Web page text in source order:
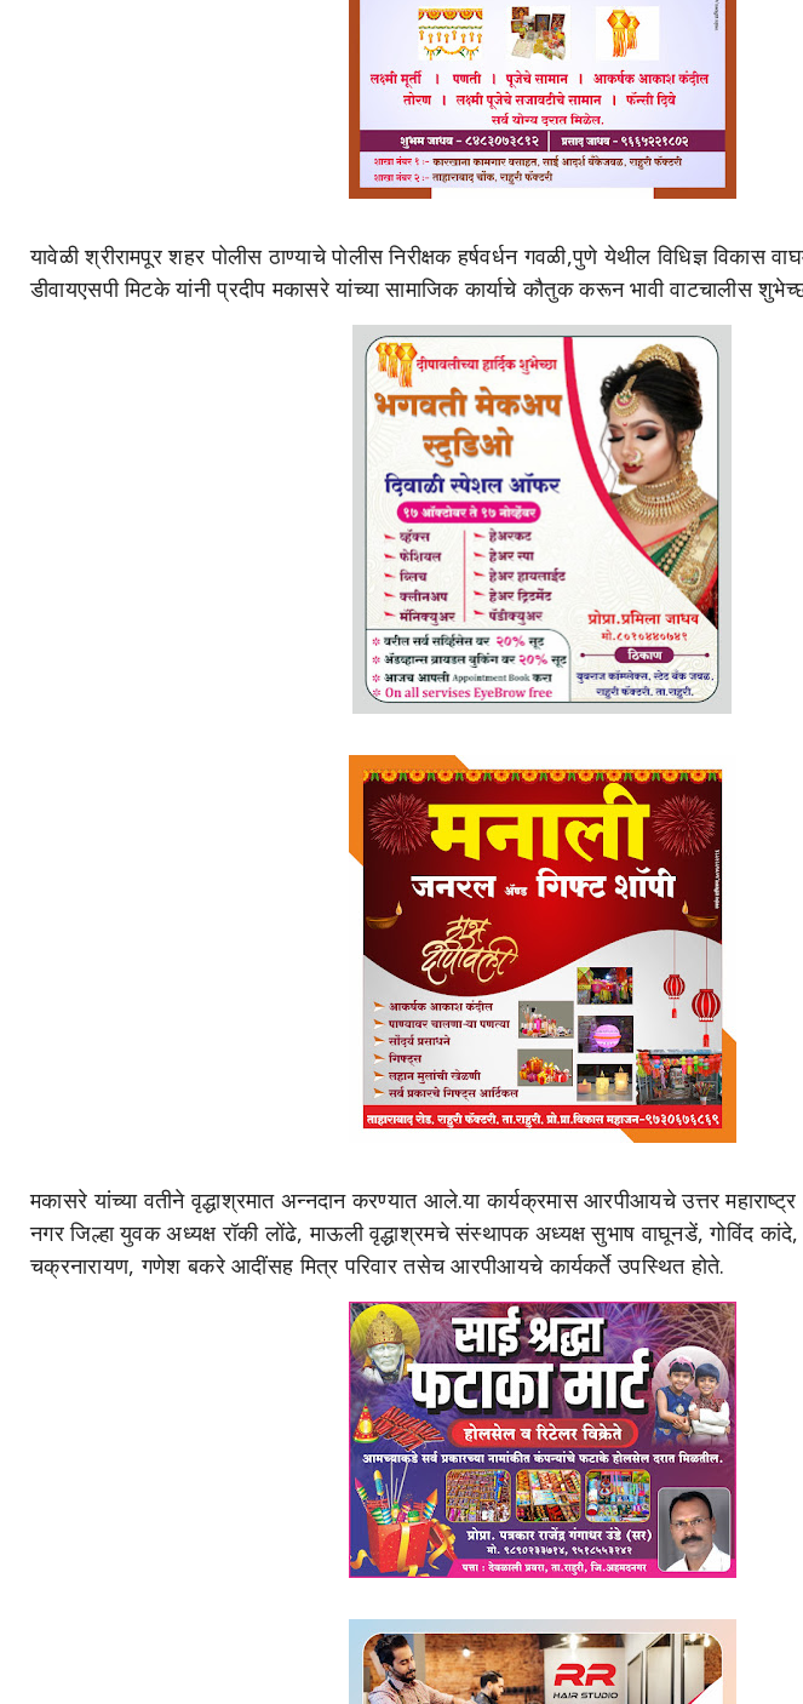
यावेळी श्रीरामपूर शहर पोलीस ठाण्याचे पोलीस निरीक्षक हर्षवर्धन गवळी,पुणे येथील विधिज्ञ विकास
डीवायएसपी मिटके यांनी प्रदीप मकासरे यांच्या सामाजिक कार्याचे कौतुक करून भावी वाटचालीस
मकासरे यांच्या वतीने वृद्धाश्रमात अन्नदान करण्यात आले.या कार्यक्रमास आरपीआयचे उत्तर महाराष्ट्र
नगर जिल्हा युवक अध्यक्ष रॉकी लोंढे, माऊली वृद्धाश्रमचे संस्थापक अध्यक्ष सुभाष वाघूनडें, गोविंद
चक्रनारायण, गणेश बकरे आदींसह मित्र परिवार तसेच आरपीआयचे कार्यकर्ते उपस्थित होते.